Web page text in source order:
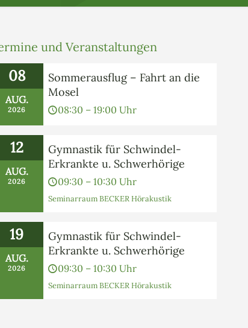
und Veranstaltungen
08
AUG.
2026
Sommerausflug – Fahrt an die
Mosel
08:30 – 19:00 Uhr
12
AUG.
2026
Gymnastik für Schwindel-
Erkrankte u. Schwerhörige
09:30 – 10:30 Uhr
Seminarraum BECKER Hörakustik
19
AUG.
2026
Gymnastik für Schwindel-
Erkrankte u. Schwerhörige
09:30 – 10:30 Uhr
Seminarraum BECKER Hörakustik